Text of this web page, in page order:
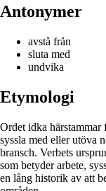
Antonymer
avstå från
sluta med
undvika
Etymologi
Ordet idka
syssla med eller utöva
bransch. Verbets
som betyder arbete,
en lång historik av att